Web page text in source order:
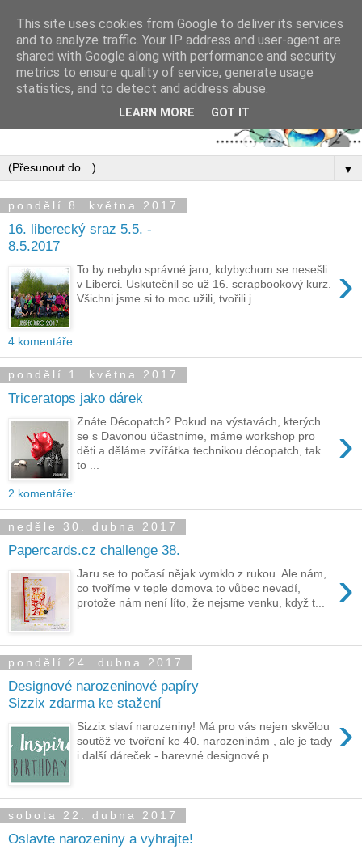
▼
pondělí 8. května 2017
16. liberecký sraz 5.5. -
8.5.2017
›
To by nebylo správné jaro, kdybychom se nesešli
v Liberci. Uskutečnil se už 16. scrapbookový kurz.
Všichni jsme si to moc užili, tvořili j...
4 komentáře:
pondělí 1. května 2017
Triceratops jako dárek
›
Znáte Décopatch? Pokud na výstavách, kterých
se s Davonou účastníme, máme workshop pro
děti a děláme zvířátka technikou décopatch, tak
to ...
2 komentáře:
neděle 30. dubna 2017
Papercards.cz challenge 38.
›
Jaru se to počasí nějak vymklo z rukou. Ale nám,
co tvoříme v teple domova to vůbec nevadí,
protože nám není líto, že nejsme venku, když t...
pondělí 24. dubna 2017
Designové narozeninové papíry
Sizzix zdarma ke stažení
›
Sizzix slaví narozeniny! Má pro vás nejen skvělou
soutěž ve tvoření ke 40. narozeninám , ale je tady
i další dáreček - barevné designové p...
sobota 22. dubna 2017
Oslavte narozeniny a vyhrajte!
This site uses cookies from Google to deliver its services
and to analyze traffic. Your IP address and user-agent are
shared with Google along with performance and security
metrics to ensure quality of service, generate usage
statistics, and to detect and address abuse.
LEARN MORE GOT IT